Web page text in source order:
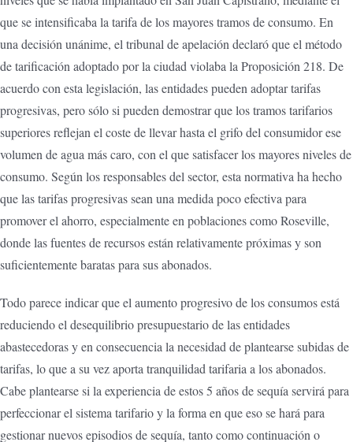
que se intensificaba la tarifa de los mayores tramos de consumo. En
una decisión unánime, el tribunal de apelación declaró que el método
de tarificación adoptado por la ciudad violaba la Proposición 218. De
acuerdo con esta legislación, las entidades pueden adoptar tarifas
progresivas, pero sólo si pueden demostrar que los tramos tarifarios
superiores reflejan el coste de llevar hasta el grifo del consumidor ese
volumen de agua más caro, con el que satisfacer los mayores niveles de
consumo. Según los responsables del sector, esta normativa ha hecho
que las tarifas progresivas sean una medida poco efectiva para
promover el ahorro, especialmente en poblaciones como Roseville,
donde las fuentes de recursos están relativamente próximas y son
suficientemente baratas para sus abonados.
Todo parece indicar que el aumento progresivo de los consumos está
reduciendo el desequilibrio presupuestario de las entidades
abastecedoras y en consecuencia la necesidad de plantearse subidas de
tarifas, lo que a su vez aporta tranquilidad tarifaria a los abonados.
Cabe plantearse si la experiencia de estos 5 años de sequía servirá para
perfeccionar el sistema tarifario y la forma en que eso se hará para
gestionar nuevos episodios de sequía, tanto como continuación o